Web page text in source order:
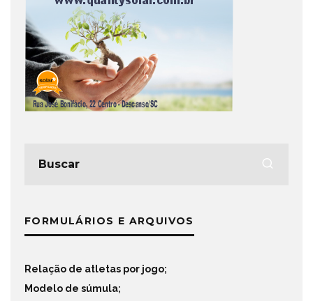
FORMULÁRIOS E ARQUIVOS
Relação de atletas por jogo;
Modelo de súmula;